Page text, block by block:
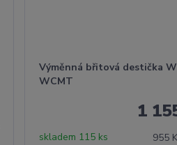
Výměnná břitová destička
WCMT
1
955
skladem 115 ks